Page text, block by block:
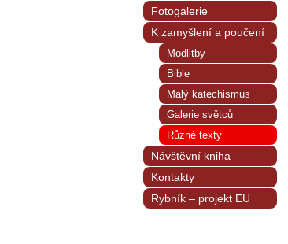
Fotogalerie
K zamyšlení a poučení
Modlitby
Bible
Malý katechismus
Galerie světců
Různé texty
Návštěvní kniha
Kontakty
Rybník – projekt EU